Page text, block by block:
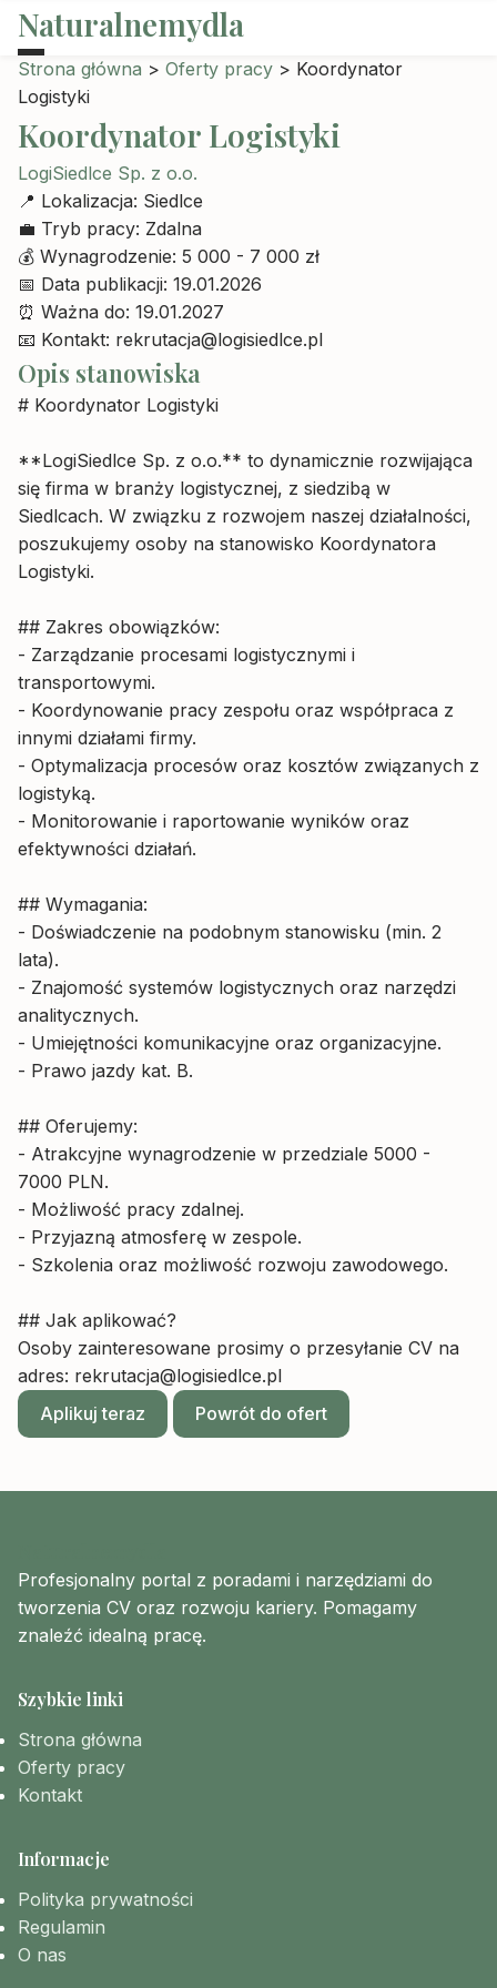
Naturalnemydla
Strona główna > Oferty pracy > Koordynator
Logistyki
Koordynator Logistyki
LogiSiedlce Sp. z o.o.
📍 Lokalizacja: Siedlce
💼 Tryb pracy: Zdalna
💰 Wynagrodzenie: 5 000 - 7 000 zł
📅 Data publikacji: 19.01.2026
⏰ Ważna do: 19.01.2027
📧 Kontakt: rekrutacja@logisiedlce.pl
Opis stanowiska
# Koordynator Logistyki
**LogiSiedlce Sp. z o.o.** to dynamicznie rozwijająca
się firma w branży logistycznej, z siedzibą w
Siedlcach. W związku z rozwojem naszej działalności,
poszukujemy osoby na stanowisko Koordynatora
Logistyki.
## Zakres obowiązków:
- Zarządzanie procesami logistycznymi i
transportowymi.
- Koordynowanie pracy zespołu oraz współpraca z
innymi działami firmy.
- Optymalizacja procesów oraz kosztów związanych z
logistyką.
- Monitorowanie i raportowanie wyników oraz
efektywności działań.
## Wymagania:
- Doświadczenie na podobnym stanowisku (min. 2
lata).
- Znajomość systemów logistycznych oraz narzędzi
analitycznych.
- Umiejętności komunikacyjne oraz organizacyjne.
- Prawo jazdy kat. B.
## Oferujemy:
- Atrakcyjne wynagrodzenie w przedziale 5000 -
7000 PLN.
- Możliwość pracy zdalnej.
- Przyjazną atmosferę w zespole.
- Szkolenia oraz możliwość rozwoju zawodowego.
## Jak aplikować?
Osoby zainteresowane prosimy o przesyłanie CV na
adres: rekrutacja@logisiedlce.pl
Aplikuj teraz
Powrót do ofert
Profesjonalny portal z poradami i narzędziami do
tworzenia CV oraz rozwoju kariery. Pomagamy
znaleźć idealną pracę.
Szybkie linki
Strona główna
Oferty pracy
Kontakt
Informacje
Polityka prywatności
Regulamin
O nas